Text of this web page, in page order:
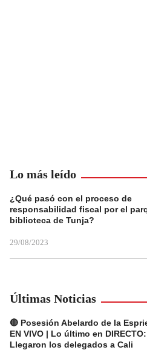
Lo más leído
¿Qué pasó con el proceso de
responsabilidad fiscal por el
biblioteca de Tunja?
29/08/2023
Últimas Noticias
🔴 Posesión Abelardo de la
EN VIVO | Lo último en DIRECTO:
Llegaron los delegados a Cali